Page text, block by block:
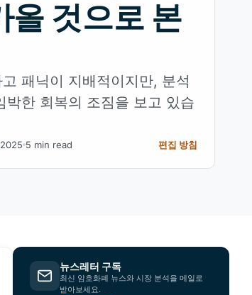
올 것으로 본
패닉이 지배적이지만, 분석
박한 회복의 조짐을 보고 있습
5 min read 편집 방침
뉴스레터 구독
최신 암호화폐 뉴스와 시장 분석을 메일로
받아보세요.